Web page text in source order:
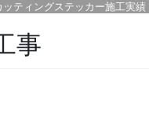
ッティングステッカー施工実績
事